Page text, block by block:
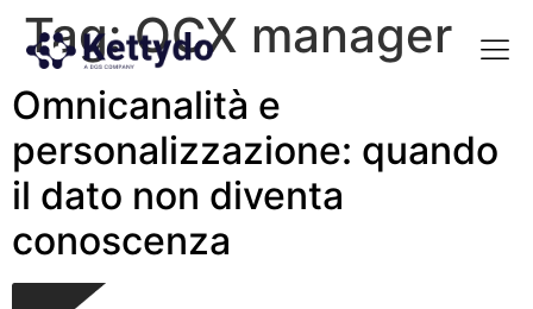
Tag:OCX manager
Omnicanalità e
personalizzazione: quando
il dato non diventa
conoscenza